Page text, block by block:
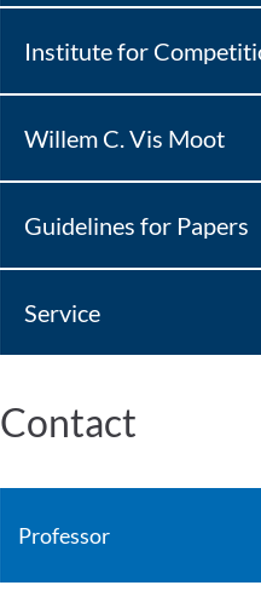
Institute for
Willem C. Vis Moot
Guidelines for Papers
Service
Contact
Professor